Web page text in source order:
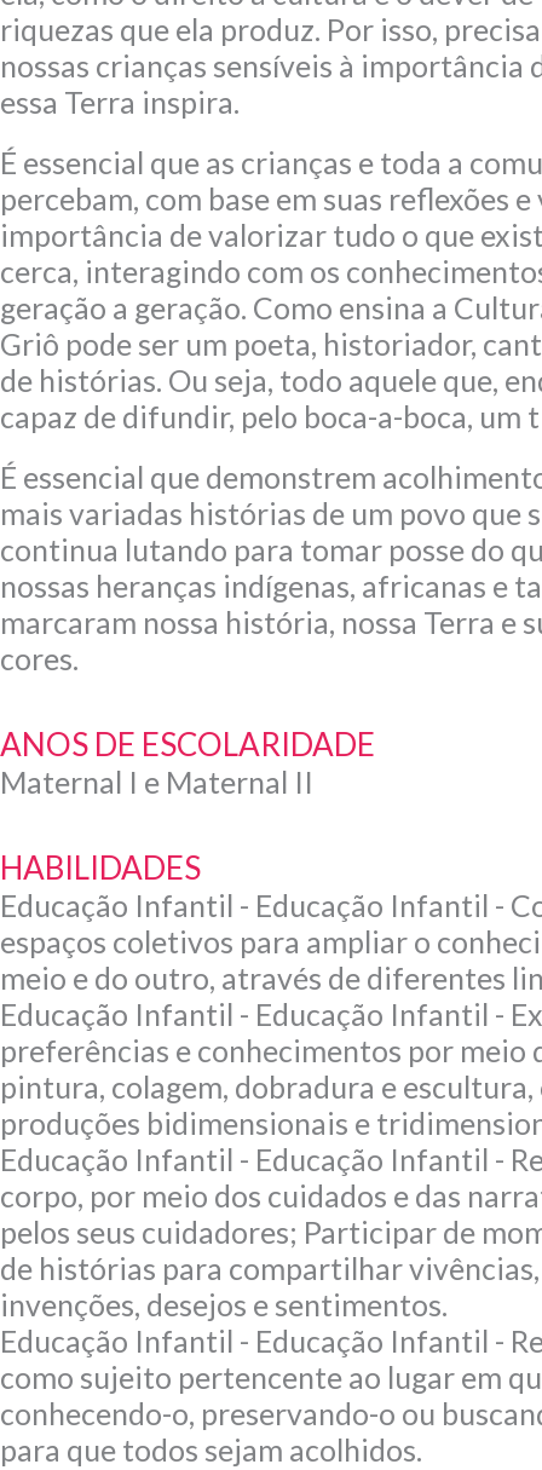
riquezas que ela produz. Por isso,
nossas crianças sensíveis à importância
essa Terra inspira.
É essencial que as crianças e toda a
percebam, com base em suas reflexões
importância de valorizar tudo o que
cerca, interagindo com os
geração a geração. Como ensina a
Griô pode ser um poeta, historiador,
de histórias. Ou seja, todo aquele que,
capaz de difundir, pelo boca-a-boca, um
É essencial que demonstrem
mais variadas histórias de um povo que
continua lutando para tomar posse do
nossas heranças indígenas, africanas e
marcaram nossa história, nossa Terra e
cores.
ANOS DE ESCOLARIDADE
Maternal I e Maternal II
HABILIDADES
Educação Infantil - Educação Infantil -
espaços coletivos para ampliar o
meio e do outro, através de diferentes
Educação Infantil - Educação Infantil -
preferências e conhecimentos por meio
pintura, colagem, dobradura e
produções bidimensionais e
Educação Infantil - Educação Infantil -
corpo, por meio dos cuidados e das
pelos seus cuidadores; Participar de
de histórias para compartilhar
invenções, desejos e sentimentos.
Educação Infantil - Educação Infantil -
como sujeito pertencente ao lugar em
conhecendo-o, preservando-o ou
para que todos sejam acolhidos.